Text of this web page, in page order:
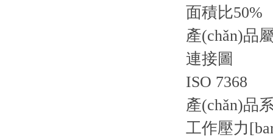
面積比50%
產(chǎn)品
連接圖
ISO 7368
產(chǎn)品
工作壓力